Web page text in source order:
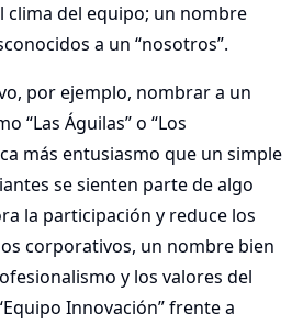
clima del equipo; un nombre
a un “nosotros”.
por ejemplo, nombrar a un
“Las Águilas” o “Los
más entusiasmo que un simple
se sienten parte de algo
la participación y reduce los
corporativos, un nombre bien
y los valores del
Innovación” frente a